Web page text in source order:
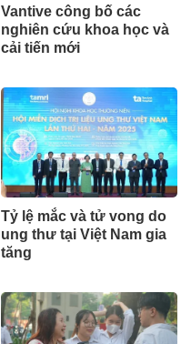
Vantive công bố các
nghiên cứu khoa học và
cải tiến mới
Tỷ lệ mắc và tử vong do
ung thư tại Việt Nam gia
tăng